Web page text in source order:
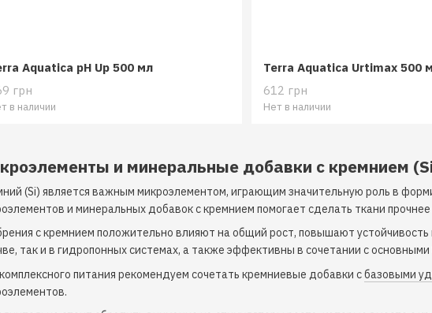
и минеральные добавки с кремнием
(Si) является важным микроэлементом, играющим значительную роль в
и минеральных добавок с кремнием помогает сделать ткани
с кремнием положительно влияют на общий рост, повышают
так и в гидропонных системах, а также эффективны в сочетании с
питания рекомендуем сочетать кремниевые добавки сбазовыми
Aquatica pH Up 500 мл
грн
в наличии
Terra Aquatica Urtimax 500
612 грн
Нет в наличии